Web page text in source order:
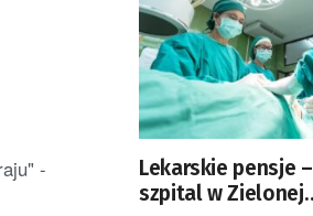
-
Lekarskie pensje –
szpital w Zielonej